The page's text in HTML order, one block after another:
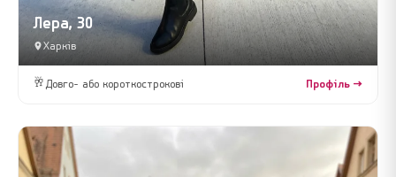
Лера, 30
Харків
🥂 Довго- або короткострокові Профіль →